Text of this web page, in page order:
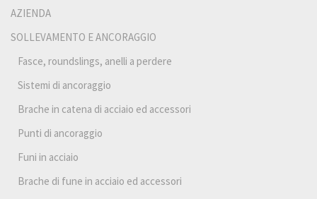
AZIENDA
SOLLEVAMENTO E ANCORAGGIO
Fasce, roundslings, anelli a perdere
Sistemi di ancoraggio
Brache in catena di acciaio ed accessori
Punti di ancoraggio
Funi in acciaio
Brache di fune in acciaio ed accessori